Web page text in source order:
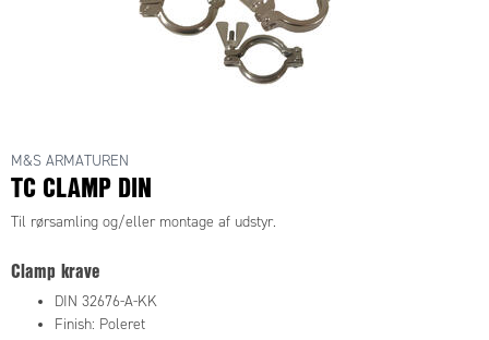
M&S ARMATUREN
TC CLAMP DIN
Til rørsamling og/eller montage af udstyr.
Clamp krave
DIN 32676-A-KK
Finish: Poleret